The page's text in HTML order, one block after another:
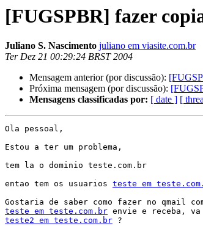
[FUGSPBR] fazer
Juliano S. Nascimento juliano em viasite.com.br
Ter Dez 21 00:29:24 BRST 2004
Mensagem anterior (por discussão):
Próxima mensagem (por discussão):
Mensagens classificadas por: [ date ] [
Ola pessoal,
Estou a ter um problema,
tem la o dominio teste.com.br
entao tem os usuarios teste em
teste em teste.com.br
teste2 em teste.com.br ?